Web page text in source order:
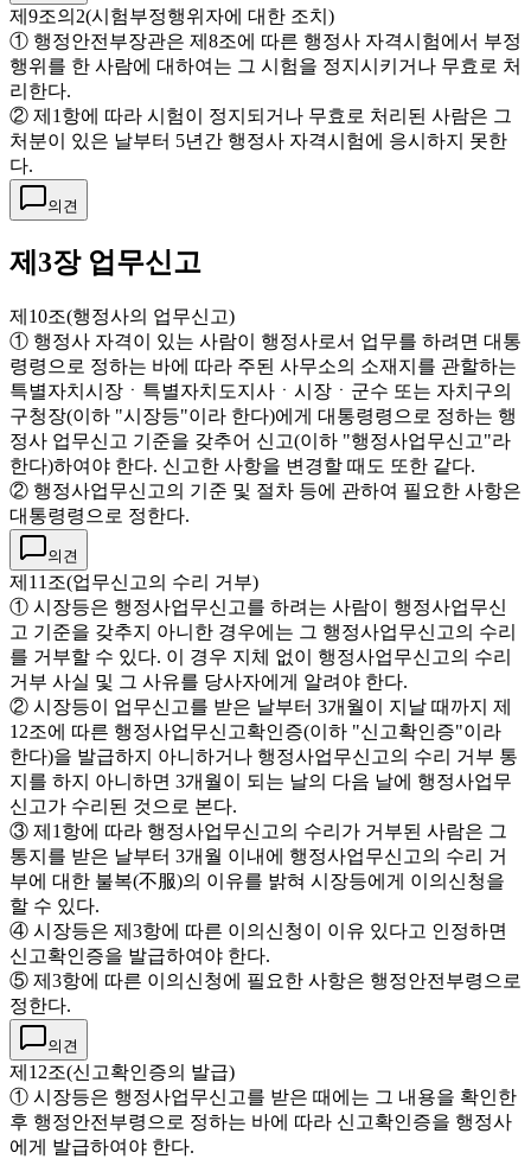
제9조의2(시험부정행위자에 대한 조치)
① 행정안전부장관은 제8조에 따른 행정사 자격시험에서 부정
행위를 한 사람에 대하여는 그 시험을 정지시키거나 무효로 처
리한다.
② 제1항에 따라 시험이 정지되거나 무효로 처리된 사람은 그
처분이 있은 날부터 5년간 행정사 자격시험에 응시하지 못한
다.
의견
제3장 업무신고
제10조(행정사의 업무신고)
① 행정사 자격이 있는 사람이 행정사로서 업무를 하려면 대통
령령으로 정하는 바에 따라 주된 사무소의 소재지를 관할하는
특별자치시장ㆍ특별자치도지사ㆍ시장ㆍ군수 또는 자치구의
구청장(이하 "시장등"이라 한다)에게 대통령령으로 정하는 행
정사 업무신고 기준을 갖추어 신고(이하 "행정사업무신고"라
한다)하여야 한다. 신고한 사항을 변경할 때도 또한 같다.
② 행정사업무신고의 기준 및 절차 등에 관하여 필요한 사항은
대통령령으로 정한다.
의견
제11조(업무신고의 수리 거부)
① 시장등은 행정사업무신고를 하려는 사람이 행정사업무신
고 기준을 갖추지 아니한 경우에는 그 행정사업무신고의 수리
를 거부할 수 있다. 이 경우 지체 없이 행정사업무신고의 수리
거부 사실 및 그 사유를 당사자에게 알려야 한다.
② 시장등이 업무신고를 받은 날부터 3개월이 지날 때까지 제
12조에 따른 행정사업무신고확인증(이하 "신고확인증"이라
한다)을 발급하지 아니하거나 행정사업무신고의 수리 거부 통
지를 하지 아니하면 3개월이 되는 날의 다음 날에 행정사업무
신고가 수리된 것으로 본다.
③ 제1항에 따라 행정사업무신고의 수리가 거부된 사람은 그
통지를 받은 날부터 3개월 이내에 행정사업무신고의 수리 거
부에 대한 불복(不服)의 이유를 밝혀 시장등에게 이의신청을
할 수 있다.
④ 시장등은 제3항에 따른 이의신청이 이유 있다고 인정하면
신고확인증을 발급하여야 한다.
⑤ 제3항에 따른 이의신청에 필요한 사항은 행정안전부령으로
정한다.
의견
제12조(신고확인증의 발급)
① 시장등은 행정사업무신고를 받은 때에는 그 내용을 확인한
후 행정안전부령으로 정하는 바에 따라 신고확인증을 행정사
에게 발급하여야 한다.